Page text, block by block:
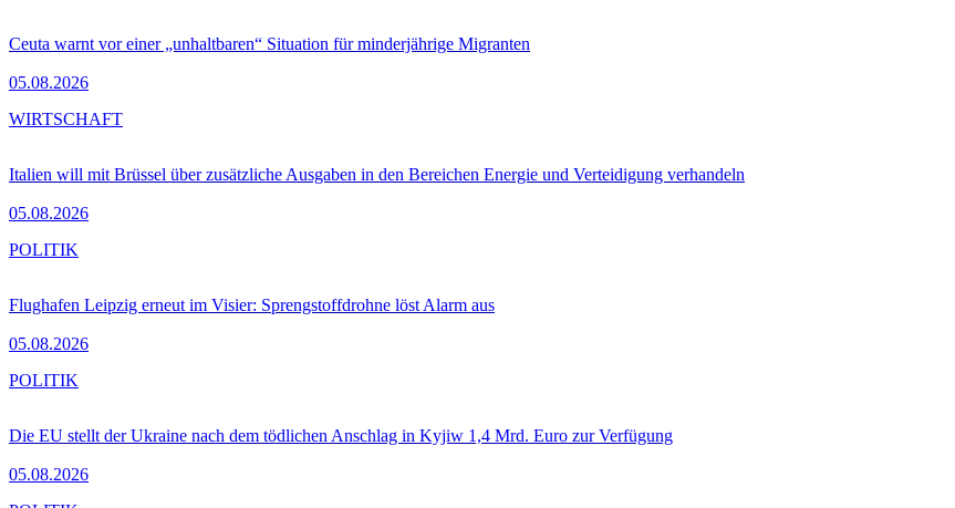
Ceuta warnt vor einer „unhaltbaren“ Situation für minderjährige Migranten
05.08.2026
Italien will mit Brüssel über zusätzliche Ausgaben in den Bereichen Energie und Verteidigung verhandeln
05.08.2026
WIRTSCHAFT
Flughafen Leipzig erneut im Visier: Sprengstoffdrohne löst Alarm aus
05.08.2026
POLITIK
Die EU stellt der Ukraine nach dem tödlichen Anschlag in Kyjiw 1,4 Mrd. Euro zur Verfügung
05.08.2026
POLITIK